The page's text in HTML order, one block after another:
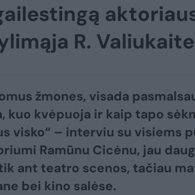
R. Valiukaite
žmones, visada
kuo kvėpuoja ir kaip tapo
visko“ – interviu su visiems
Ramūnu Cicėnu, jau
ant teatro scenos, tačiau
bei kino salėse.